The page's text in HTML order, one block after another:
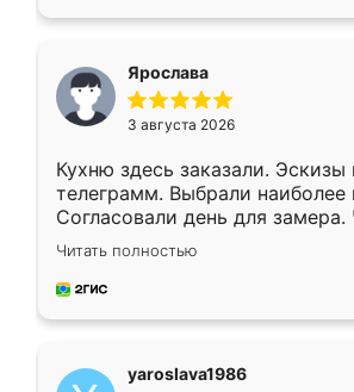
Ярослава
3 августа 2026
Кухню здесь заказали. Эскизы
телеграмм. Выбрали
Согласовали день для замера.
недели кухня была уже готова.
довольны работой. Спасибо
мебель за качественную работу!
Читать полностью
yaroslava1986